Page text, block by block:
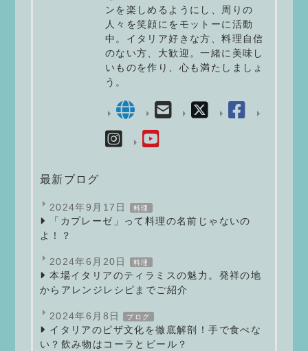
ンを楽しめるようにし、周りの
人々を笑顔にをモットーに活動
中。イタリア好きな方、料理自信
のない方、大歓迎。一緒に美味し
いものを作り、心も満たしましょ
う。
最新ブログ
2024年9月17日 料理
「カプレーゼ」って料理の名前じゃないの
よ！？
2024年6月20日 料理
本場イタリアのティラミスの魅力。発祥の地
からアレンジレシピまでご紹介
2024年6月8日 ブログ
イタリアのピザ文化を徹底解剖！手で食べな
い？飲み物はコーラとビール？